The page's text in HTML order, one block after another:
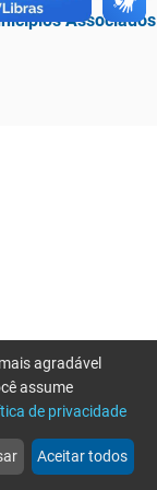
Associados
more_horiz
Mais
agradável
assume
de privacidade
Aceitar todos